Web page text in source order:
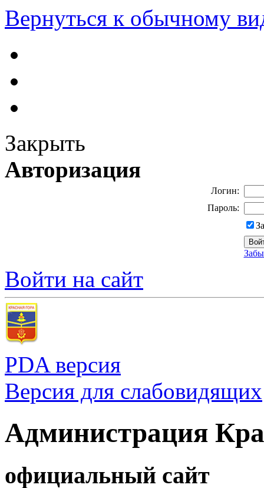
Вернуться к обычному
Закрыть
Авторизация
Логин:
Пароль:
Войти на сайт
PDA версия
Версия для слабовидящих
Администрация
официальный сайт